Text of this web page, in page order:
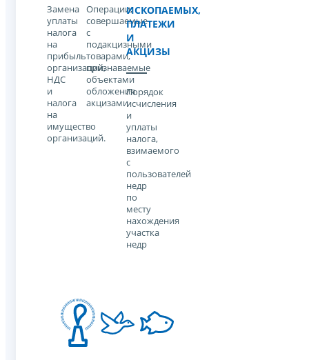
Замена
уплаты
налога
на
прибыль
организаций,
НДС
и
налога
на
имущество
организаций.
Операции,
совершаемые
с
подакцизными
товарами,
признаваемые
объектами
обложения
акцизами
ИСКОПАЕМЫХ,
ПЛАТЕЖИ
И
АКЦИЗЫ
Порядок
исчисления
и
уплаты
налога,
взимаемого
с
пользователей
недр
по
месту
нахождения
участка
недр